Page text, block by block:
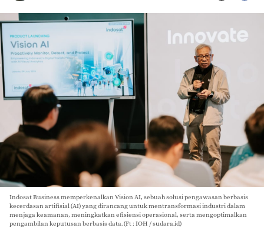
Indosat Business memperkenalkan Vision AI, sebuah solusi pengawasan berbasis
kecerdasan artifisial (AI) yang dirancang untuk mentransformasi industri dalam
menjaga keamanan, meningkatkan efisiensi operasional, serta mengoptimalkan
pengambilan keputusan berbasis data. (Ft : IOH / sudara.id)